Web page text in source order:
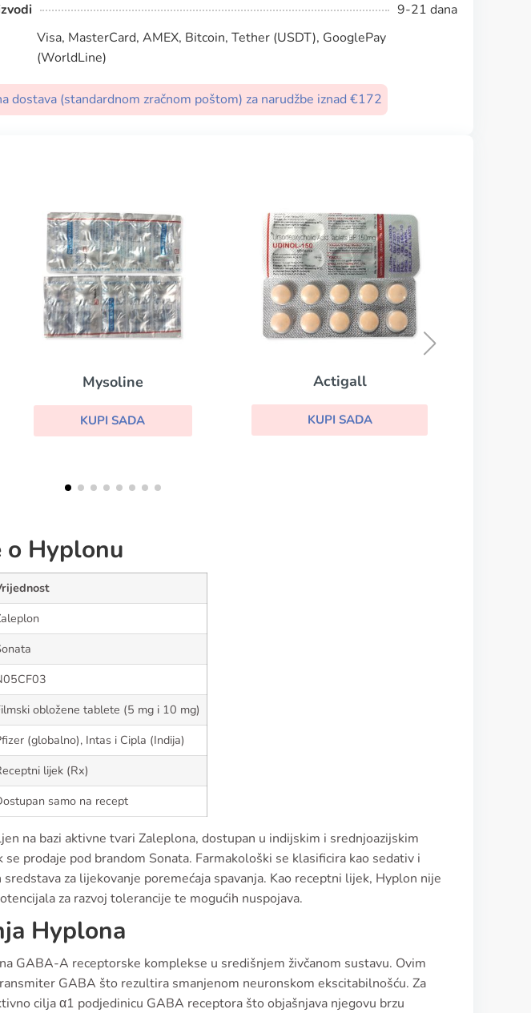
9-21 dana
Visa, MasterCard, AMEX, Bitcoin, Tether (USDT), GooglePay
(WorldLine)
dostava (standardnom zračnom poštom) za narudžbe iznad €172
Actigall
KUPI SADA
Requip
o Hyplonu
obložene tablete (5 mg i 10 mg)
(globalno), Intas i Cipla (Indija)
lijek (Rx)
samo na recept
na bazi aktivne tvari Zaleplona, dostupan u indijskim i srednjoazijskim
prodaje pod brandom Sonata. Farmakološki se klasificira kao sedativ i
za lijekovanje poremećaja spavanja. Kao receptni lijek, Hyplon nije
za razvoj tolerancije te mogućih nuspojava.
Hyplona
GABA-A receptorske komplekse u središnjem živčanom sustavu. Ovim
GABA što rezultira smanjenom neuronskom ekscitabilnošću. Za
cilja α1 podjedinicu GABA receptora što objašnjava njegovu brzu